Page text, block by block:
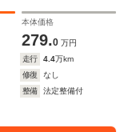
本体価格
279.0 万円
走行 4.4万km
修復
なし
整備
法定整備付